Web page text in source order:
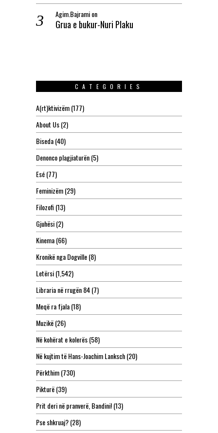
Agim.Bajramion
Grua e bukur-Nuri Plaku
CATEGORIES
A(rt)ktivizëm(177)
About Us(2)
Biseda(40)
Denonco plagjiaturën(5)
Esé(77)
Feminizëm(29)
Filozofi (13)
Gjuhësi(2)
Kinema(66)
Kronikë nga Dogville(8)
Letërsi(1,542)
Libraria në rrugën 84(7)
Meqë ra fjala(18)
Muzikë(26)
Në kohërat e kolerës(58)
Në kujtim të Hans-Joachim Lanksch(20)
Përkthim(730)
Pikturë(39)
Prit deri në pranverë, Bandini!(13)
Pse shkruaj?(28)